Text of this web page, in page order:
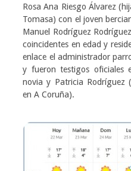
Rosa Ana Riesgo Álvarez
Tomasa) con el joven
Manuel Rodríguez
coincidentes en edad y
enlace el administrador
y fueron testigos oficiales
novia y Patricia Rodríguez
en A Coruña).